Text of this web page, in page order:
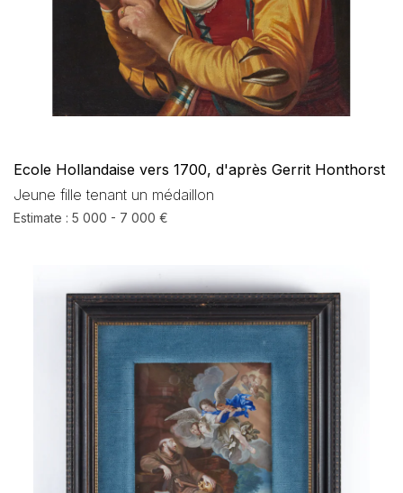
Ecole Hollandaise vers 1700, d'après Gerrit Honthorst
Jeune fille tenant un médaillon
Estimate : 5 000 - 7 000 €